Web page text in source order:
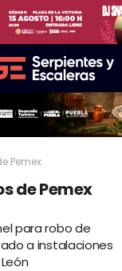
Pemex
de Pemex
para robo de
a instalaciones